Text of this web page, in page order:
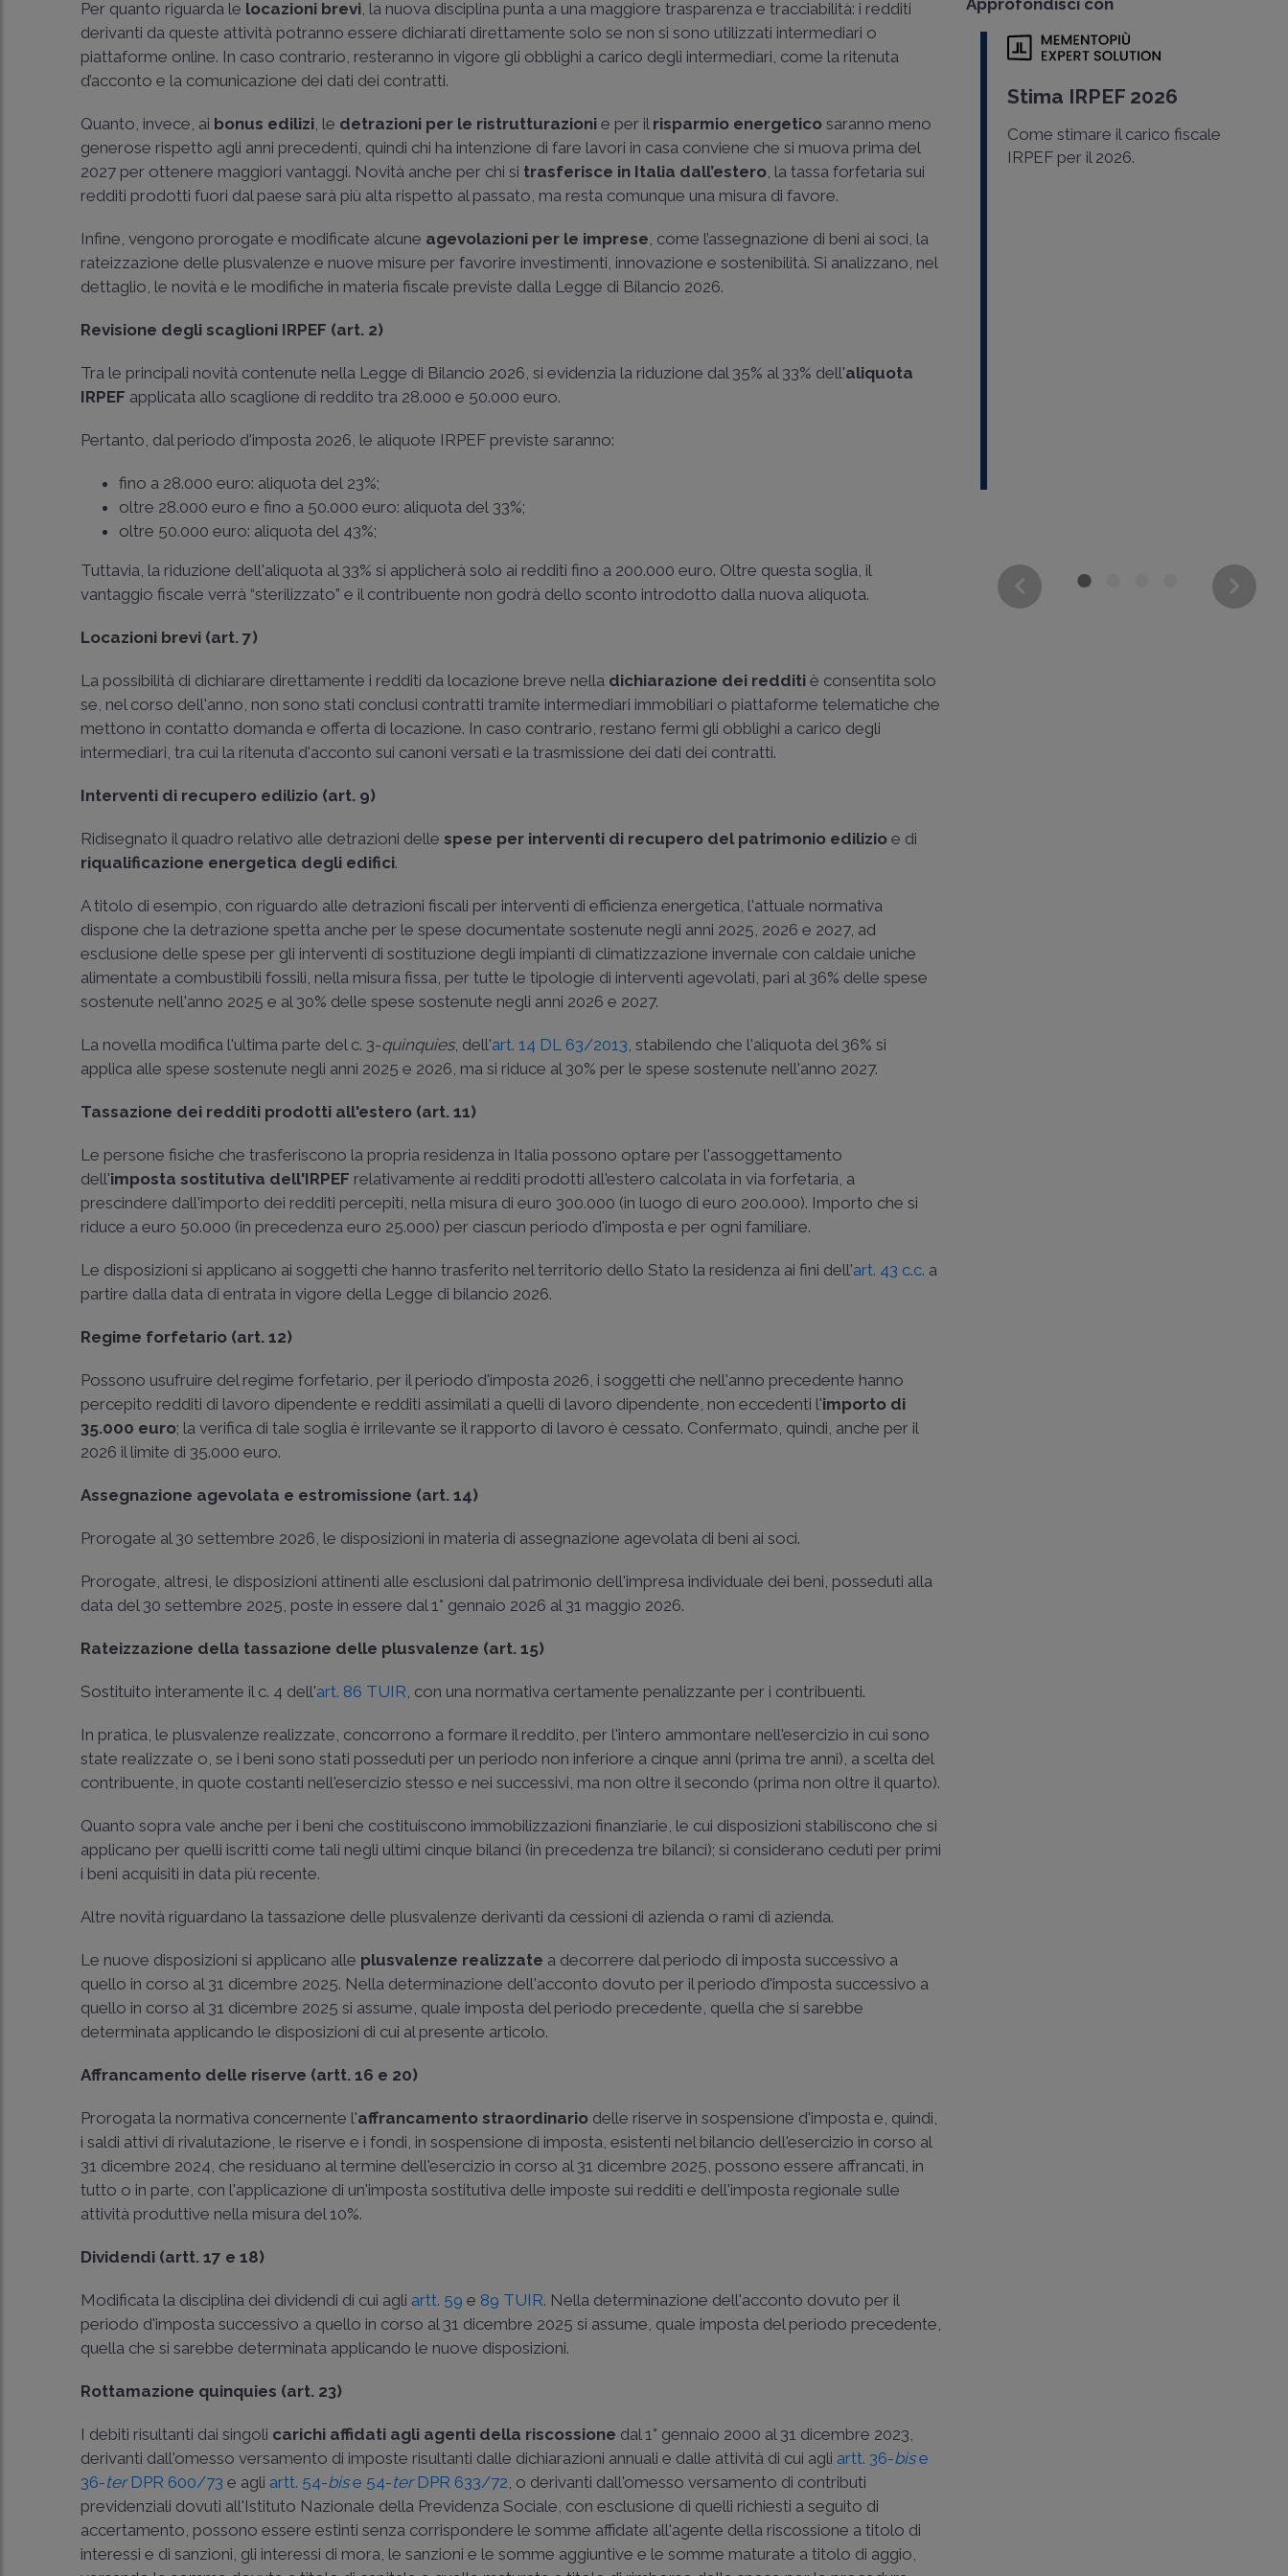
Per quanto riguarda le locazioni brevi, la nuova disciplina punta a una maggiore trasparenza e tracciabilità: i redditi
derivanti da queste attività potranno essere dichiarati direttamente solo se non si sono utilizzati intermediari o
piattaforme online. In caso contrario, resteranno in vigore gli obblighi a carico degli intermediari, come la ritenuta
d’acconto e la comunicazione dei dati dei contratti.
Quanto, invece, ai bonus edilizi, le detrazioni per le ristrutturazionie per il risparmio energetico saranno meno
generose rispetto agli anni precedenti, quindi chi ha intenzione di fare lavori in casa conviene che si muova prima del
2027 per ottenere maggiori vantaggi. Novità anche per chi si trasferisce in Italia dall’estero, la tassa forfetaria sui
redditi prodotti fuori dal paese sarà più alta rispetto al passato, ma resta comunque una misura di favore.
Infine, vengono prorogate e modificate alcune agevolazioni per le imprese, come l’assegnazione di beni ai soci, la
rateizzazione delle plusvalenze e nuove misure per favorire investimenti, innovazione e sostenibilità. Si analizzano, nel
dettaglio, le novità e le modifiche in materia fiscale previste dalla Legge di Bilancio 2026.
Revisione degli scaglioni IRPEF (art. 2)
Tra le principali novità contenute nella Legge di Bilancio 2026, si evidenzia la riduzione dal 35% al 33% dell'aliquota
IRPEF applicata allo scaglione di reddito tra 28.000 e 50.000 euro.
Pertanto, dal periodo d'imposta 2026, le aliquote IRPEF previste saranno:
fino a 28.000 euro: aliquota del 23%;
oltre 28.000 euro e fino a 50.000 euro: aliquota del 33%;
oltre 50.000 euro: aliquota del 43%;
Tuttavia, la riduzione dell'aliquota al 33% si applicherà solo ai redditi fino a 200.000 euro. Oltre questa soglia, il
vantaggio fiscale verrà “sterilizzato” e il contribuente non godrà dello sconto introdotto dalla nuova aliquota.
Locazioni brevi (art. 7)
La possibilità di dichiarare direttamente i redditi da locazione breve nella dichiarazione dei redditi è consentita solo
se, nel corso dell'anno, non sono stati conclusi contratti tramite intermediari immobiliari o piattaforme telematiche che
mettono in contatto domanda e offerta di locazione. In caso contrario, restano fermi gli obblighi a carico degli
intermediari, tra cui la ritenuta d'acconto sui canoni versati e la trasmissione dei dati dei contratti.
Interventi di recupero edilizio (art. 9)
Ridisegnato il quadro relativo alle detrazioni delle spese per interventi di recupero del patrimonio edilizioe di
riqualificazione energetica degli edifici.
A titolo di esempio, con riguardo alle detrazioni fiscali per interventi di efficienza energetica, l'attuale normativa
dispone che la detrazione spetta anche per le spese documentate sostenute negli anni 2025, 2026 e 2027, ad
esclusione delle spese per gli interventi di sostituzione degli impianti di climatizzazione invernale con caldaie uniche
alimentate a combustibili fossili, nella misura fissa, per tutte le tipologie di interventi agevolati, pari al 36% delle spese
sostenute nell'anno 2025 e al 30% delle spese sostenute negli anni 2026 e 2027.
La novella modifica l'ultima parte del c. 3-quinquies, dell'art. 14 DL 63/2013, stabilendo che l'aliquota del 36% si
applica alle spese sostenute negli anni 2025 e 2026, ma si riduce al 30% per le spese sostenute nell'anno 2027.
Tassazione dei redditi prodotti all'estero (art. 11)
Le persone fisiche che trasferiscono la propria residenza in Italia possono optare per l'assoggettamento
dell'imposta sostitutiva dell'IRPEF relativamente ai redditi prodotti all'estero calcolata in via forfetaria, a
prescindere dall'importo dei redditi percepiti, nella misura di euro 300.000 (in luogo di euro 200.000). Importo che si
riduce a euro 50.000 (in precedenza euro 25.000) per ciascun periodo d'imposta e per ogni familiare.
Le disposizioni si applicano ai soggetti che hanno trasferito nel territorio dello Stato la residenza ai fini dell'art. 43 c.c. a
partire dalla data di entrata in vigore della Legge di bilancio 2026.
Regime forfetario (art. 12)
Possono usufruire del regime forfetario, per il periodo d'imposta 2026, i soggetti che nell'anno precedente hanno
percepito redditi di lavoro dipendente e redditi assimilati a quelli di lavoro dipendente, non eccedenti l'importo di
35.000 euro; la verifica di tale soglia è irrilevante se il rapporto di lavoro è cessato. Confermato, quindi, anche per il
2026 il limite di 35.000 euro.
Assegnazione agevolata e estromissione (art. 14)
Prorogate al 30 settembre 2026, le disposizioni in materia di assegnazione agevolata di beni ai soci.
Prorogate, altresì, le disposizioni attinenti alle esclusioni dal patrimonio dell'impresa individuale dei beni, posseduti alla
data del 30 settembre 2025, poste in essere dal 1° gennaio 2026 al 31 maggio 2026.
Rateizzazione della tassazione delle plusvalenze (art. 15)
Sostituito interamente il c. 4 dell'art. 86 TUIR, con una normativa certamente penalizzante per i contribuenti.
In pratica, le plusvalenze realizzate, concorrono a formare il reddito, per l'intero ammontare nell'esercizio in cui sono
state realizzate o, se i beni sono stati posseduti per un periodo non inferiore a cinque anni (prima tre anni), a scelta del
contribuente, in quote costanti nell'esercizio stesso e nei successivi, ma non oltre il secondo (prima non oltre il quarto).
Quanto sopra vale anche per i beni che costituiscono immobilizzazioni finanziarie, le cui disposizioni stabiliscono che si
applicano per quelli iscritti come tali negli ultimi cinque bilanci (in precedenza tre bilanci); si considerano ceduti per primi
i beni acquisiti in data più recente.
Altre novità riguardano la tassazione delle plusvalenze derivanti da cessioni di azienda o rami di azienda.
Le nuove disposizioni si applicano alle plusvalenze realizzate a decorrere dal periodo di imposta successivo a
quello in corso al 31 dicembre 2025. Nella determinazione dell'acconto dovuto per il periodo d'imposta successivo a
quello in corso al 31 dicembre 2025 si assume, quale imposta del periodo precedente, quella che si sarebbe
determinata applicando le disposizioni di cui al presente articolo.
Affrancamento delle riserve (artt. 16 e 20)
Prorogata la normativa concernente l'affrancamento straordinario delle riserve in sospensione d'imposta e, quindi,
i saldi attivi di rivalutazione, le riserve e i fondi, in sospensione di imposta, esistenti nel bilancio dell'esercizio in corso al
31 dicembre 2024, che residuano al termine dell'esercizio in corso al 31 dicembre 2025, possono essere affrancati, in
tutto o in parte, con l'applicazione di un'imposta sostitutiva delle imposte sui redditi e dell'imposta regionale sulle
attività produttive nella misura del 10%.
Dividendi (artt. 17 e 18)
Modificata la disciplina dei dividendi di cui agli artt. 59 e 89 TUIR. Nella determinazione dell'acconto dovuto per il
periodo d'imposta successivo a quello in corso al 31 dicembre 2025 si assume, quale imposta del periodo precedente,
quella che si sarebbe determinata applicando le nuove disposizioni.
Rottamazione quinquies (art. 23)
I debiti risultanti dai singoli carichi affidati agli agenti della riscossione dal 1° gennaio 2000 al 31 dicembre 2023,
derivanti dall'omesso versamento di imposte risultanti dalle dichiarazioni annuali e dalle attività di cui agli artt. 36-bise
36-ter DPR 600/73 e agli artt. 54-bise 54-ter DPR 633/72, o derivanti dall'omesso versamento di contributi
previdenziali dovuti all'Istituto Nazionale della Previdenza Sociale, con esclusione di quelli richiesti a seguito di
accertamento, possono essere estinti senza corrispondere le somme affidate all'agente della riscossione a titolo di
interessi e di sanzioni, gli interessi di mora, le sanzioni e le somme aggiuntive e le somme maturate a titolo di aggio,
Approfondisci con
mappa delle modifiche
ai bonus edilizi
Con la Legge di Bilancio 2025 il
riordino dei bonus edilizi
introduce un sistema più
selettivo, con aliquote ridotte
per le ristrutturazioni e gli
interventi di riqualificazione
Maurizio Tarantino Avvocato
Stima IRPEF 2026
Come stimare il carico fiscale
IRPEF per il 2026.